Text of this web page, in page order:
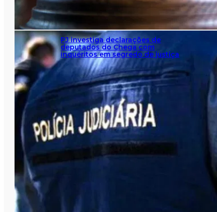
PJ investiga declarações de
deputados do Chega com
inquéritos em segredo de justiça